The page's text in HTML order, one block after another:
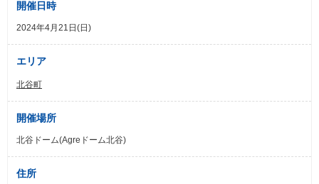
開催日時
2024年4月21日(日)
エリア
北谷町
開催場所
北谷ドーム(Agreドーム北谷)
住所